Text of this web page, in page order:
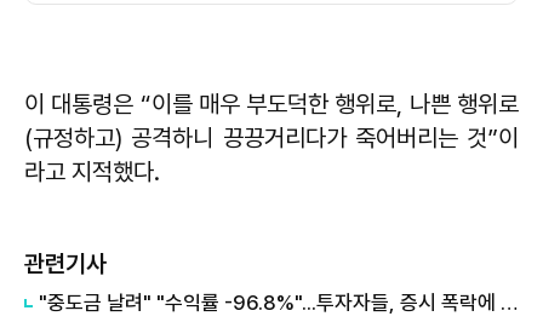
이 대통령은 “이를 매우 부도덕한 행위로, 나쁜 행위로
(규정하고) 공격하니 끙끙거리다가 죽어버리는 것”이
라고 지적했다.
관련기사
"중도금 날려" "수익률 -96.8%"...투자자들, 증시 폭락에 줄줄이 '파산'